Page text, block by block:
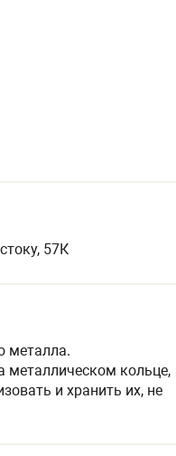
57К
металла.
металлическом кольце,
и хранить их, не